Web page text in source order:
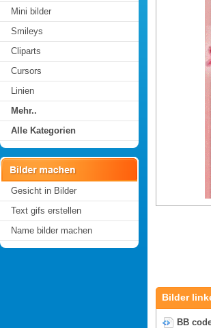
Mini bilder
Smileys
Cliparts
Cursors
Linien
Mehr..
Alle Kategorien
Gesicht in Bilder
Text gifs erstellen
Name bilder machen
Bilder
BB